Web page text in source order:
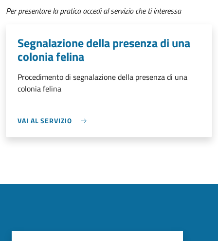
Per presentare la pratica accedi al servizio che ti interessa
Segnalazione della presenza di una
colonia felina
Procedimento di segnalazione della presenza di una
colonia felina
VAI AL SERVIZIO